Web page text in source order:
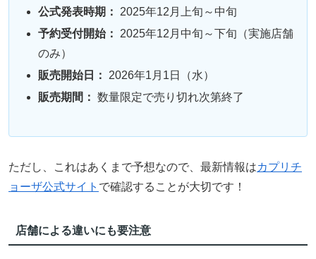
公式発表時期：
2025年12月上旬～中旬
予約受付開始：
2025年12月中旬～下旬（実施店舗
のみ）
販売開始日：
2026年1月1日（水）
販売期間： 数量限定で売り切れ次第終了
ただし、これはあくまで予想なので、最新情報はカプリチ
ョーザ公式サイト で確認することが大切です！
店舗による違いにも要注意